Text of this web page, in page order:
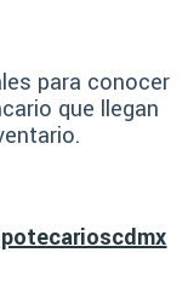
para conocer
que llegan